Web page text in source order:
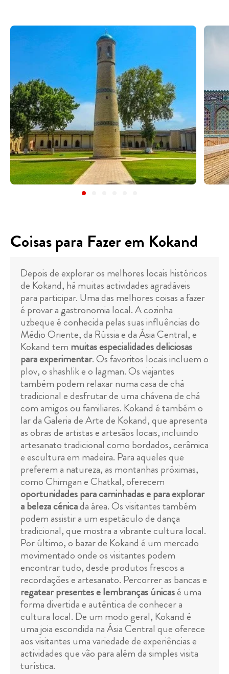
Coisas para Fazer em Kokand
Depois de explorar os melhores locais históricos
de Kokand, há muitas actividades agradáveis
para participar. Uma das melhores coisas a fazer
é provar a gastronomia local. A cozinha
uzbeque é conhecida pelas suas influências do
Médio Oriente, da Rússia e da Ásia Central, e
Kokand tem muitas especialidades deliciosas
para experimentar. Os favoritos locais incluem o
plov, o shashlik e o lagman. Os viajantes
também podem relaxar numa casa de chá
tradicional e desfrutar de uma chávena de chá
com amigos ou familiares. Kokand é também o
lar da Galeria de Arte de Kokand, que apresenta
as obras de artistas e artesãos locais, incluindo
artesanato tradicional como bordados, cerâmica
e escultura em madeira. Para aqueles que
preferem a natureza, as montanhas próximas,
como Chimgan e Chatkal, oferecem
oportunidades para caminhadas e para explorar
a beleza cénicada área. Os visitantes também
podem assistir a um espetáculo de dança
tradicional, que mostra a vibrante cultura local.
Por último, o bazar de Kokand é um mercado
movimentado onde os visitantes podem
encontrar tudo, desde produtos frescos a
recordações e artesanato. Percorrer as bancas e
regatear presentes e lembranças únicasé uma
forma divertida e autêntica de conhecer a
cultura local. De um modo geral, Kokand é
uma joia escondida na Ásia Central que oferece
aos visitantes uma variedade de experiências e
actividades que vão para além da simples visita
turística.